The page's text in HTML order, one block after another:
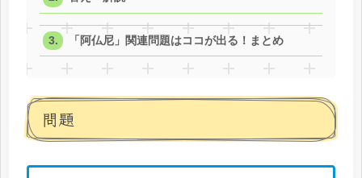
「阿仏尼」関連問題はココが出る！まとめ
問題